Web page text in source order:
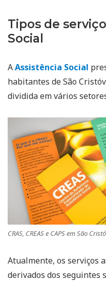
Tipos de
Social
AAssistência Social
habitantes de São
dividida em vários
CRAS, CREAS e CAPS em São
Atualmente, os serviços
derivados dos seguintes